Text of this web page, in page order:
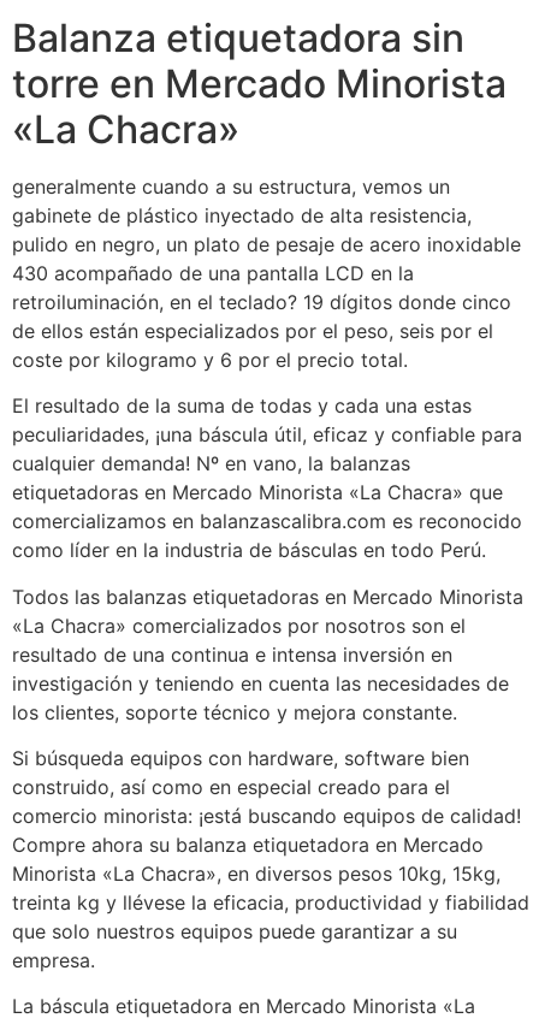
Balanza etiquetadora sin
torre en Mercado Minorista
«La Chacra»
generalmente cuando a su estructura, vemos un
gabinete de plástico inyectado de alta resistencia,
pulido en negro, un plato de pesaje de acero inoxidable
430 acompañado de una pantalla LCD en la
retroiluminación, en el teclado? 19 dígitos donde cinco
de ellos están especializados por el peso, seis por el
coste por kilogramo y 6 por el precio total.
El resultado de la suma de todas y cada una estas
peculiaridades, ¡una báscula útil, eficaz y confiable para
cualquier demanda! Nº en vano, la balanzas
etiquetadoras en Mercado Minorista «La Chacra» que
comercializamos en balanzascalibra.com es reconocido
como líder en la industria de básculas en todo Perú.
Todos las balanzas etiquetadoras en Mercado Minorista
«La Chacra» comercializados por nosotros son el
resultado de una continua e intensa inversión en
investigación y teniendo en cuenta las necesidades de
los clientes, soporte técnico y mejora constante.
Si búsqueda equipos con hardware, software bien
construido, así como en especial creado para el
comercio minorista: ¡está buscando equipos de calidad!
Compre ahora su balanza etiquetadora en Mercado
Minorista «La Chacra», en diversos pesos 10kg, 15kg,
treinta kg y llévese la eficacia, productividad y fiabilidad
que solo nuestros equipos puede garantizar a su
empresa.
La báscula etiquetadora en Mercado Minorista «La